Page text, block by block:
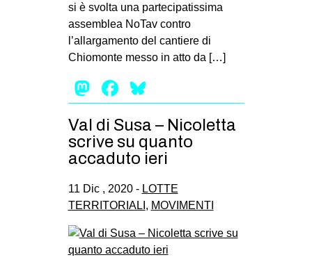
si è svolta una partecipatissima
assemblea NoTav contro
l’allargamento del cantiere di
Chiomonte messo in atto da […]
Mastodon
Facebook
Val di Susa – Nicoletta
scrive su quanto
accaduto ieri
11 Dic , 2020 - LOTTE
TERRITORIALI , MOVIMENTI